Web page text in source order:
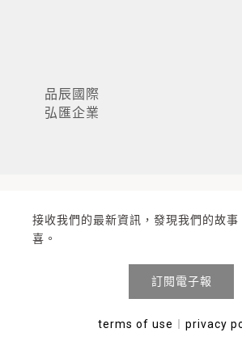
品辰國際
弘匯企業
接收我們的最新資訊，發現我們的故事
喜。
訂閱電子報
terms of use privacy